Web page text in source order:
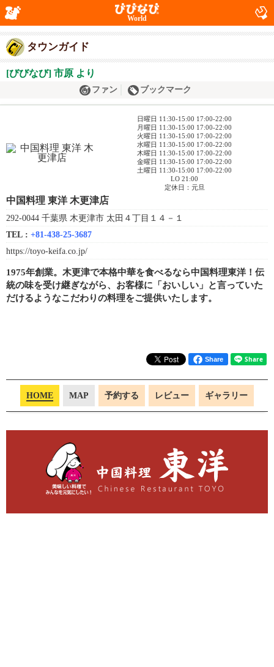
World
タウンガイド
[びびなび] 市原 より
ファン ブックマーク
日曜日 11:30-15:00 17:00-22:00
月曜日 11:30-15:00 17:00-22:00
火曜日 11:30-15:00 17:00-22:00
水曜日 11:30-15:00 17:00-22:00
木曜日 11:30-15:00 17:00-22:00
金曜日 11:30-15:00 17:00-22:00
土曜日 11:30-15:00 17:00-22:00
LO 21:00
定休日：元旦
中国料理 東洋 木更津店
292-0044 千葉県 木更津市 太田４丁目１４－１
TEL : +81-438-25-3687
https://toyo-keifa.co.jp/
1975年創業。木更津で本格中華を食べるなら中国料理東洋！伝
統の味を受け継ぎながら、お客様に「おいしい」と言っていた
だけるようなこだわりの料理をご提供いたします。
Share
HOME MAP 予約する レビュー ギャラリー